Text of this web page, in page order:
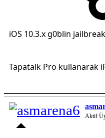
iOS 10.3.x g0blin
Tapatalk Pro kullanarak
Aktif